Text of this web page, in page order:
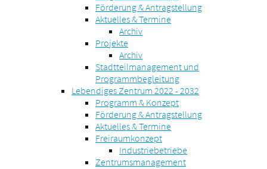
Förderung & Antragstellung
Aktuelles & Termine
Archiv
Projekte
Archiv
Stadtteilmanagement und
Programmbegleitung
Lebendiges Zentrum 2022 - 2032
Programm & Konzept
Förderung & Antragstellung
Aktuelles & Termine
Freiraumkonzept
Industriebetriebe
Zentrumsmanagement